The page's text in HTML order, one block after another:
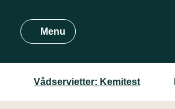
Menu
Vådservietter: Kemitest